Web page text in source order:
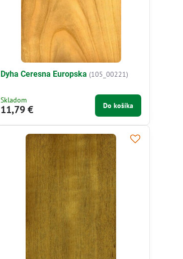
Dyha Ceresna Europska (105_00221)
Skladom
11,79 € Do košíka